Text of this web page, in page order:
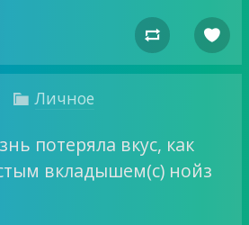
 
 Личное
потеряла вкус, как
вкладышем(с) нойз